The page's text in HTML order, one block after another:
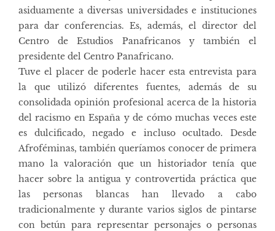
asiduamente a diversas universidades e instituciones
para dar conferencias. Es, además, el director del
Centro de Estudios Panafricanos y también el
presidente del Centro Panafricano.
Tuve el placer de poderle hacer esta entrevista para
la que utilizó diferentes fuentes, además de su
consolidada opinión profesional acerca de la historia
del racismo en España y de cómo muchas veces este
es dulcificado, negado e incluso ocultado. Desde
Afroféminas, también queríamos conocer de primera
mano la valoración que un historiador tenía que
hacer sobre la antigua y controvertida práctica que
las personas blancas han llevado a cabo
tradicionalmente y durante varios siglos de pintarse
con betún para representar personajes o personas